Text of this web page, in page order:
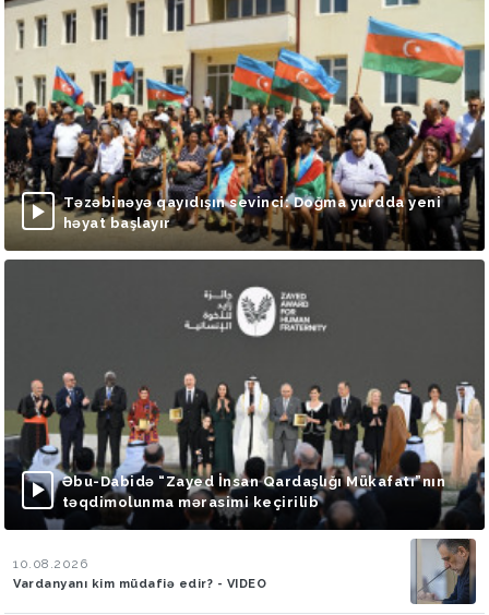
Təzəbinəyə qayıdışın sevinci: Doğma yurdda yeni
həyat başlayır
Əbu-Dabidə “Zayed İnsan Qardaşlığı Mükafatı”nın
təqdimolunma mərasimi keçirilib
10.08.2026
Vardanyanı kim müdafiə edir? - VIDEO